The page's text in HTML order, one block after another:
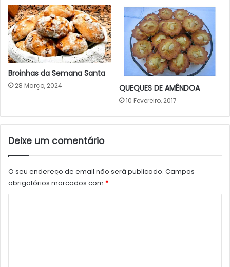
Broinhas da Semana Santa
28 Março, 2024 QUEQUES DE AMÊNDOA
10 Fevereiro, 2017
Deixe um comentário
O seu endereço de email não será publicado. Campos
obrigatórios marcados com *